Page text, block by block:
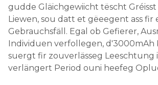
gudde Gläichgewiicht tëscht
Liewen, sou datt et gëeegent ass fir
Gebrauchsfäll. Egal ob Gefierer,
Individuen verfollegen, d'3000mAh
suergt fir zouverlässeg Leeschtung
verlängert Period ouni heefeg